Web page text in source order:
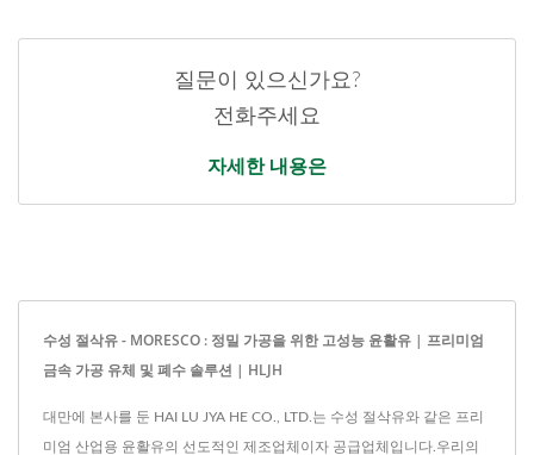
질문이 있으신가요?
전화주세요
자세한 내용은
수성 절삭유 - MORESCO : 정밀 가공을 위한 고성능 윤활유 | 프리미엄
금속 가공 유체 및 폐수 솔루션 | HLJH
대만에 본사를 둔 HAI LU JYA HE CO., LTD.는 수성 절삭유와 같은 프리
미엄 산업용 윤활유의 선도적인 제조업체이자 공급업체입니다.우리의